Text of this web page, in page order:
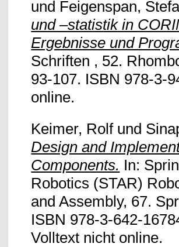
und Feigenspan,
und –statistik in
Ergebnisse und
Schriften , 52.
93-107. ISBN 978-3-
online.
Keimer, Rolfund
Design and
Components. In:
Robotics (STAR)
and Assembly, 67.
ISBN 978-3-642-
Volltext nicht online.